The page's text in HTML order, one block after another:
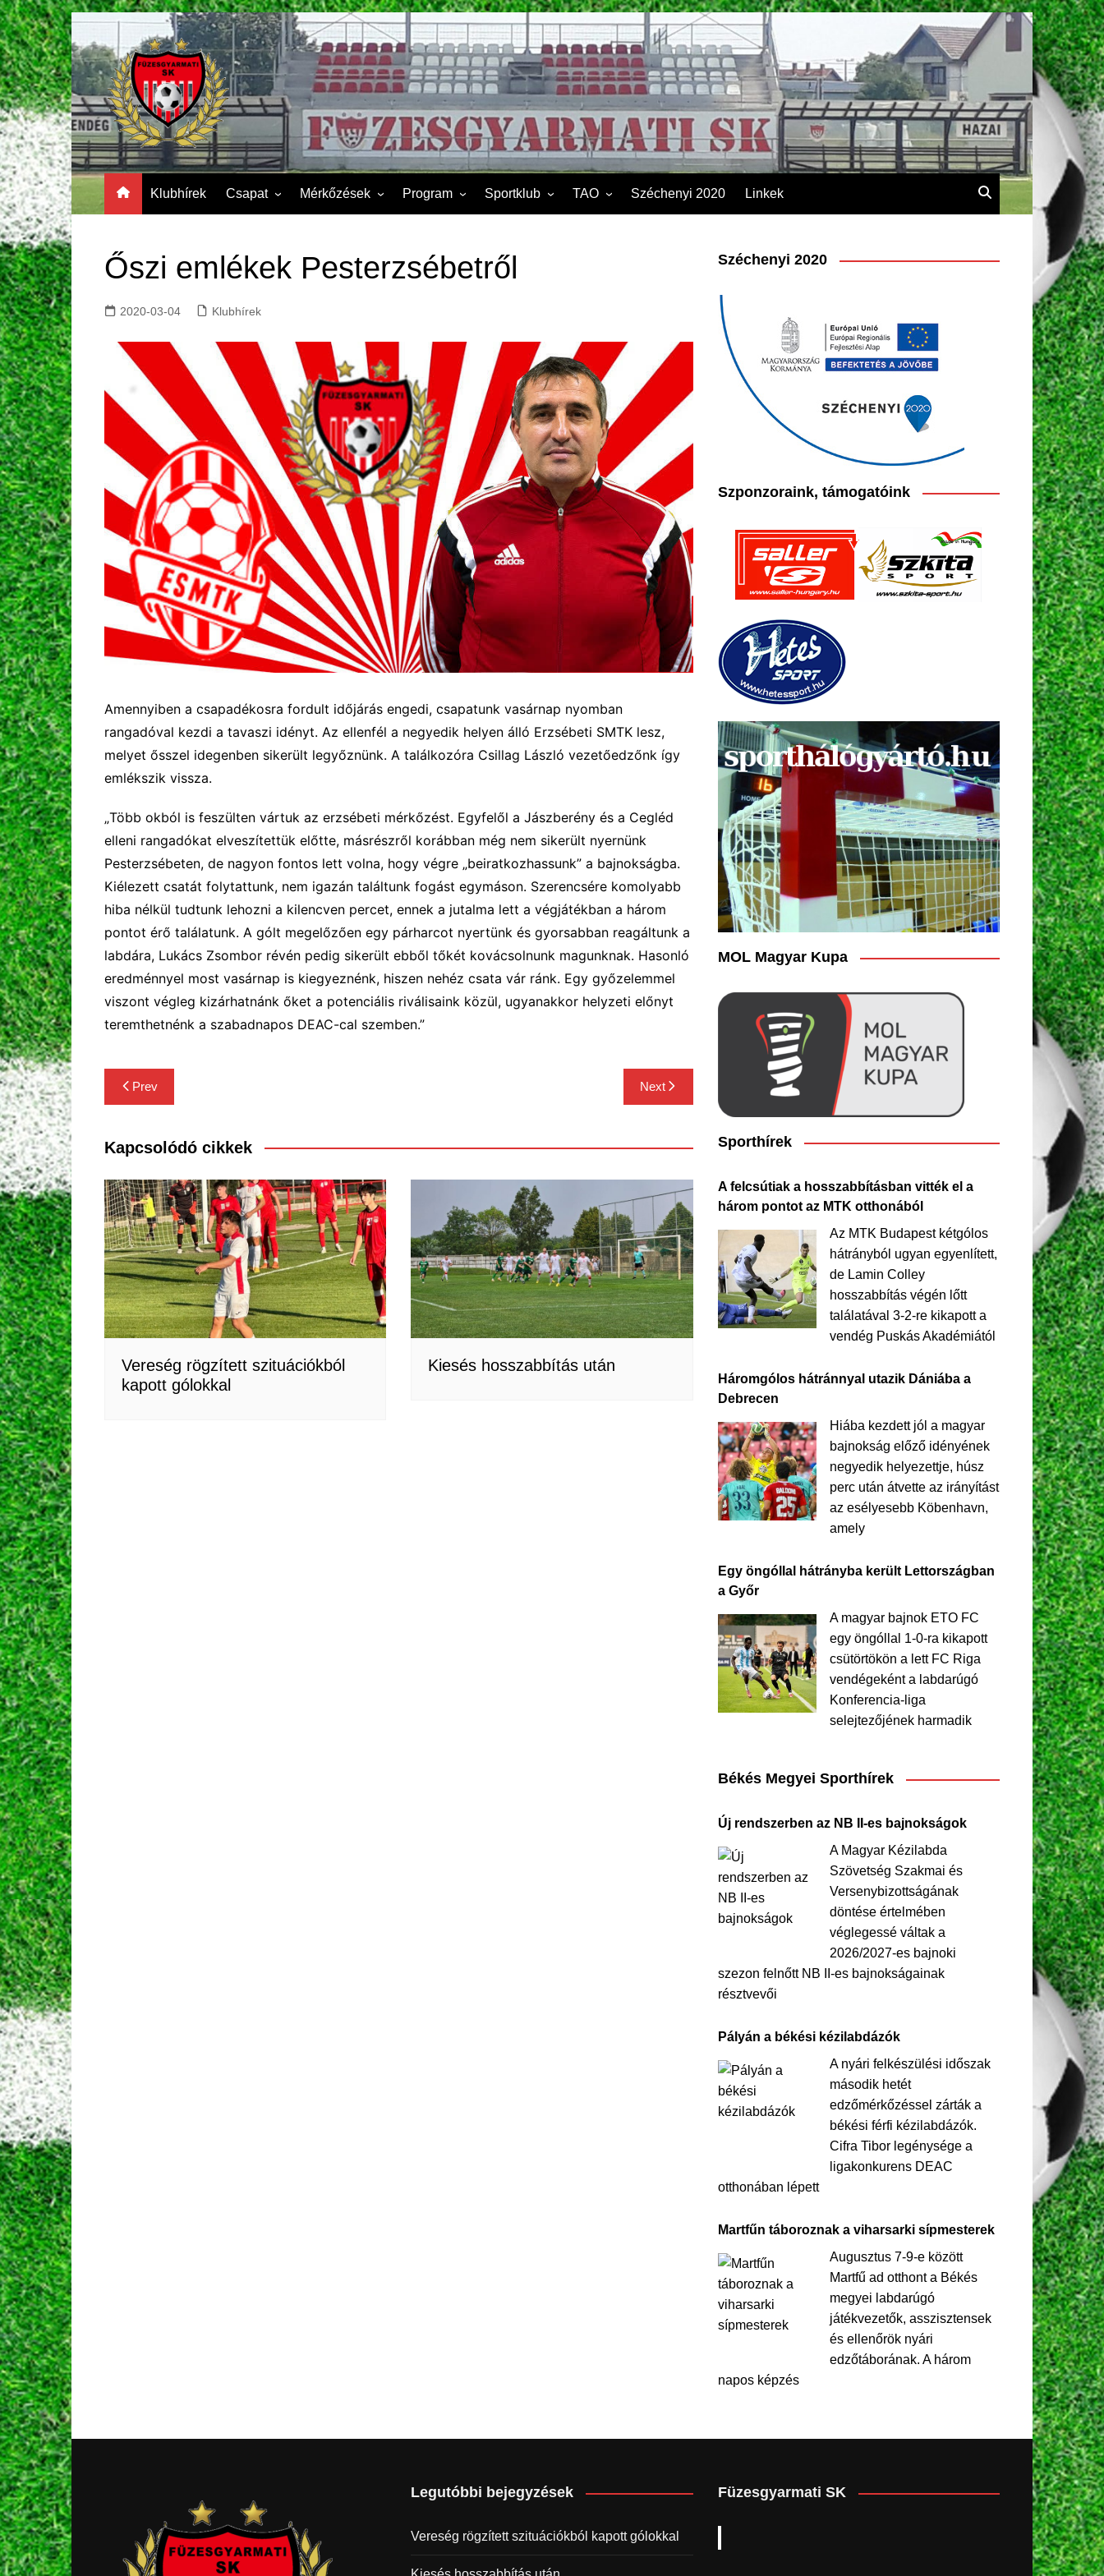
Skip
to
content
Klubhírek Csapat Mérkőzések
Videók
Tabella
Program Sportklub
Kapcsolat
Éves beszámoló
TAO
2024
2025
2026
Széchenyi 2020 Linkek
Őszi emlékek Pesterzsébetről
2020-03-04 Klubhírek
Amennyiben a csapadékosra fordult időjárás engedi, csapatunk vasárnap nyomban
rangadóval kezdi a tavaszi idényt. Az ellenfél a negyedik helyen álló Erzsébeti SMTK lesz,
melyet ősszel idegenben sikerült legyőznünk. A találkozóra Csillag László vezetőedzőnk így
emlékszik vissza.
„Több okból is feszülten vártuk az erzsébeti mérkőzést. Egyfelől a Jászberény és a Cegléd
elleni rangadókat elveszítettük előtte, másrészről korábban még nem sikerült nyernünk
Pesterzsébeten, de nagyon fontos lett volna, hogy végre „beiratkozhassunk” a bajnokságba.
Kiélezett csatát folytattunk, nem igazán találtunk fogást egymáson. Szerencsére komolyabb
hiba nélkül tudtunk lehozni a kilencven percet, ennek a jutalma lett a végjátékban a három
pontot érő találatunk. A gólt megelőzően egy párharcot nyertünk és gyorsabban reagáltunk a
labdára, Lukács Zsombor révén pedig sikerült ebből tőkét kovácsolnunk magunknak. Hasonló
eredménnyel most vasárnap is kiegyeznénk, hiszen nehéz csata vár ránk. Egy győzelemmel
viszont végleg kizárhatnánk őket a potenciális riválisaink közül, ugyanakkor helyzeti előnyt
teremthetnénk a szabadnapos DEAC-cal szemben.”
Bejegyzés
navigáció
Prev Next
Kapcsolódó cikkek
Vereség rögzített szituációkból
kapott gólokkal
Kiesés hosszabbítás után
Széchenyi 2020
Szponzoraink, támogatóink
MOL Magyar Kupa
Sporthírek
A felcsútiak a hosszabbításban vitték el a
három pontot az MTK otthonából
Az MTK Budapest kétgólos
hátrányból ugyan egyenlített,
de Lamin Colley
hosszabbítás végén lőtt
találatával 3-2-re kikapott a
vendég Puskás Akadémiától
Háromgólos hátránnyal utazik Dániába a
Debrecen
Hiába kezdett jól a magyar
bajnokság előző idényének
negyedik helyezettje, húsz
perc után átvette az irányítást
az esélyesebb Köbenhavn,
amely
Egy öngóllal hátrányba került Lettországban
a Győr
A magyar bajnok ETO FC
egy öngóllal 1-0-ra kikapott
csütörtökön a lett FC Riga
vendégeként a labdarúgó
Konferencia-liga
selejtezőjének harmadik
Békés Megyei Sporthírek
Új rendszerben az NB II-es bajnokságok
A Magyar Kézilabda
Szövetség Szakmai és
Versenybizottságának
döntése értelmében
véglegessé váltak a
2026/2027-es bajnoki
szezon felnőtt NB II-es bajnokságainak
résztvevői
Pályán a békési kézilabdázók
A nyári felkészülési időszak
második hetét
edzőmérkőzéssel zárták a
békési férfi kézilabdázók.
Cifra Tibor legénysége a
ligakonkurens DEAC
otthonában lépett
Martfűn táboroznak a viharsarki sípmesterek
Augusztus 7-9-e között
Martfű ad otthont a Békés
megyei labdarúgó
játékvezetők, asszisztensek
és ellenőrök nyári
edzőtáborának. A három
napos képzés
Legutóbbi bejegyzések
Vereség rögzített szituációkból kapott gólokkal
Füzesgyarmati SK